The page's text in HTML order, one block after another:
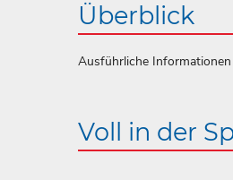
Überblick
Ausführliche
Voll in der